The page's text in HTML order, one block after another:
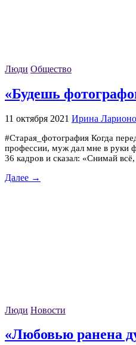
Люди Общество
«Будешь
11 октября 2021 Ирина
#Старая_фотография Когда
профессии, муж дал мне в руки
36 кадров и сказал: «Снимай
Далее →
Люди Новости
«Любовью ранена